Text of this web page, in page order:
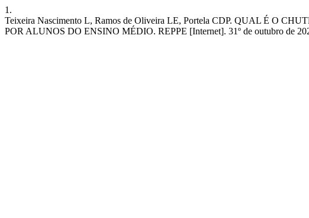
1.
Teixeira Nascimento L, Ramos de Oliveira LE, Portela CDP. QUAL É O
POR ALUNOS DO ENSINO MÉDIO. REPPE [Internet]. 31º de outubro de